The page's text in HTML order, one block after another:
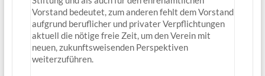
Vorstand bedeutet, zum anderen fehlt dem Vorstand
aufgrund beruflicher und privater Verpflichtungen
aktuell die nötige freie Zeit, um den Verein mit
neuen, zukunftsweisenden Perspektiven
weiterzuführen.